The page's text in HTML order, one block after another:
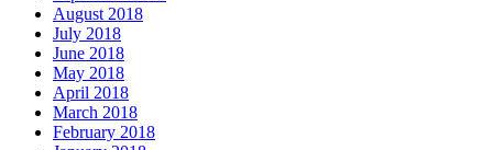
August 2018
July 2018
June 2018
May 2018
April 2018
March 2018
February 2018